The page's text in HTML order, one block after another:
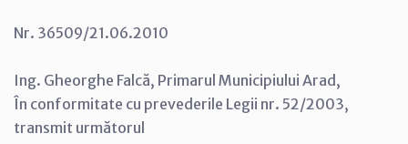
Nr. 36509/21.06.2010
Ing. Gheorghe Falcă, Primarul Municipiului Arad,
În conformitate cu prevederile Legii nr. 52/2003,
transmit următorul